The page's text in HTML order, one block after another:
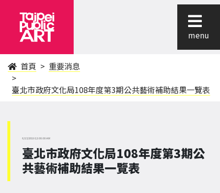
menu
首頁
重要消息
臺北市政府文化局108年度第3期公共藝術補助結果一覽表
6/13/2019 12:00:00 AM
臺北市政府文化局108年度第3期公
共藝術補助結果一覽表